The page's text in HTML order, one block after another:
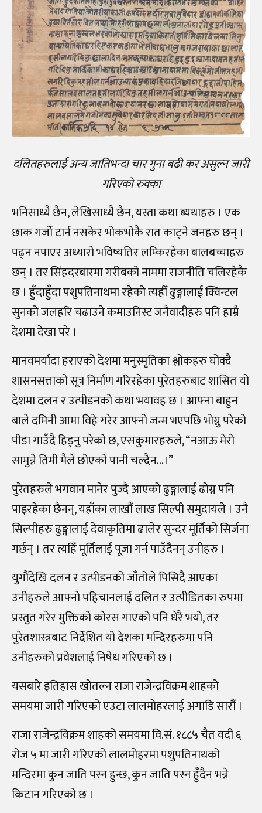
दलितहरुलाई अन्य जातिभन्दा चार गुना बढी कर असुल्न जारी
गरिएको रुक्का
भनिसाध्यै छैन, लेखिसाध्यै छैन, यस्ता कथा ब्यथाहरु । एक
छाक गर्जो टार्न नसकेर भोकभोकै रात काट्ने जनहरु छन् ।
पढ्न नपाएर अध्यारो भविष्यतिर लम्किरहेका बालबच्चाहरु
छन् । तर सिंहदरबारमा गरीबको नाममा राजनीति चलिरहेकै
छ । हुँदाहुँदा पशुपतिनाथमा रहेको त्यहीँ ढुङ्गालाई क्विन्टल
सुनको जलहरि चढाउने कमाउनिस्ट जनैवादीहरु पनि हाम्रै
देशमा देखा परे ।
मानवमर्यादा हराएको देशमा मनुस्मृतिका श्लोकहरु घोक्दै
शासनसत्ताको सूत्र निर्माण गरिरहेका पुरेतहरुबाट शासित यो
देशमा दलन र उत्पीडनको कथा भयावह छ । आफ्ना बाहुन
बाले दमिनी आमा विहे गरेर आफ्नो जन्म भएपछि भोग्नु परेको
पीडा गाउँदै हिड्नु परेको छ, एसकुमारहरुले, “नआऊ मेरो
सामुन्ने तिमी मैले छोएको पानी चल्दैन…।”
पुरेतहरुले भगवान मानेर पुज्दै आएको ढुङ्गालाई ढोग्न पनि
पाइरहेका छैनन्, यहाँका लाखौं लाख सिल्पी समुदायले । उनै
सिल्पीहरु ढुङ्गालाई देवाकृतिमा ढालेर सुन्दर मूर्तिको सिर्जना
गर्छन् । तर त्यहिँ मूर्तिलाई पूजा गर्न पाउँदैनन् उनीहरु ।
युगौंदेखि दलन र उत्पीडनको जाँतोले पिसिदै आएका
उनीहरुले आफ्नो पहिचानलाई दलित र उत्पीडितका रुपमा
प्रस्तुत गरेर मुक्तिको कोरस गाएको पनि धेरै भयो, तर
पुरेतशास्त्रबाट निर्देशित यो देशका मन्दिरहरुमा पनि
उनीहरुको प्रवेशलाई निषेध गरिएको छ ।
यसबारे इतिहास खोतल्न राजा राजेन्द्रविक्रम शाहको
समयमा जारी गरिएको एउटा लालमोहरलाई अगाडि सारौं ।
राजा राजेन्द्रविक्रम शाहको समयमा वि.सं. १८८५ चैत वदी ६
रोज ५ मा जारी गरिएको लालमोहरमा पशुपतिनाथको
मन्दिरमा कुन जाति पस्न हुन्छ, कुन जाति पस्न हुँदैन भन्ने
किटान गरिएको छ ।